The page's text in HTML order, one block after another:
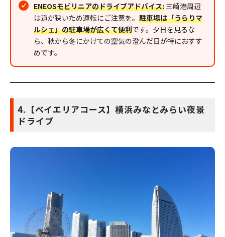
ENEOSモビリニアのドライブアドバイス: 三崎港周辺
は道が狭いため運転にご注意を。 駐車場は「うらりマ
ルシェ」の駐車場が広くて便利です。夕日を見るな
ら、秋から冬にかけての空気の澄んだ日が特におすす
めです。
4.【ベイエリアコース】横浜みなとみらい夜景
ドライブ